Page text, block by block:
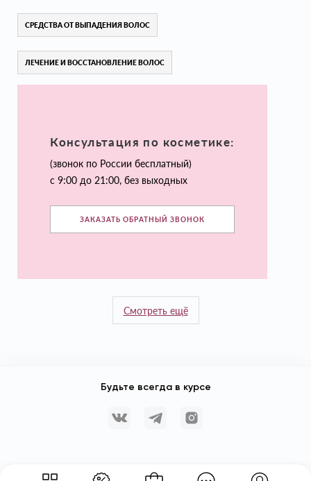
СРЕДСТВА ОТ ВЫПАДЕНИЯ ВОЛОС
ЛЕЧЕНИЕ И ВОССТАНОВЛЕНИЕ ВОЛОС
Консультация по косметике:
(звонок по России бесплатный)
с 9:00 до 21:00, без выходных
ЗАКАЗАТЬ ОБРАТНЫЙ ЗВОНОК
Смотреть ещё
Будьте всегда в курсе